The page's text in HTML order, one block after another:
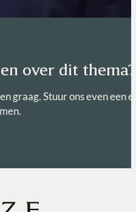
over dit thema?
graag. Stuur ons even een